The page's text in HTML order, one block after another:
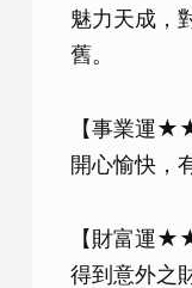
魅力天成，
舊。
【事業運
開心愉快，
【財富運
得到意外之